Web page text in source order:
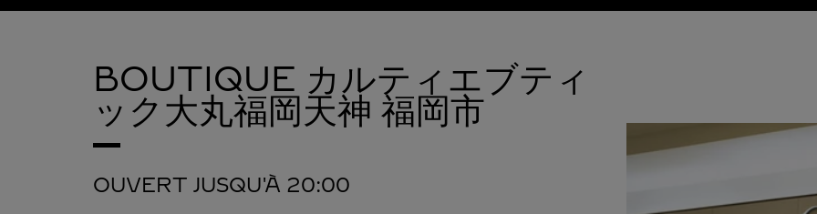
BOUTIQUE カルティエブティ
ック大丸福岡天神 福岡市
OUVERT JUSQU'À 20:00